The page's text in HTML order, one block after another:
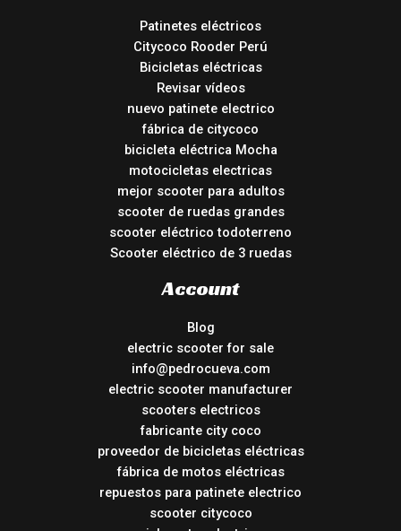
Patinetes eléctricos
Citycoco Rooder Perú
Bicicletas eléctricas
Revisar vídeos
nuevo patinete electrico
fábrica de citycoco
bicicleta eléctrica Mocha
motocicletas electricas
mejor scooter para adultos
scooter de ruedas grandes
scooter eléctrico todoterreno
Scooter eléctrico de 3 ruedas
Account
Blog
electric scooter for sale
info@pedrocueva.com
electric scooter manufacturer
scooters electricos
fabricante city coco
proveedor de bicicletas eléctricas
fábrica de motos eléctricas
repuestos para patinete electrico
scooter citycoco